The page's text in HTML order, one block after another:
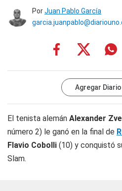
PorJuan Pablo García
Agregar Diario
El tenista alemán Alexander
número 2) le ganó en la final de
Flavio Cobolli (10) y conquistó
Slam.